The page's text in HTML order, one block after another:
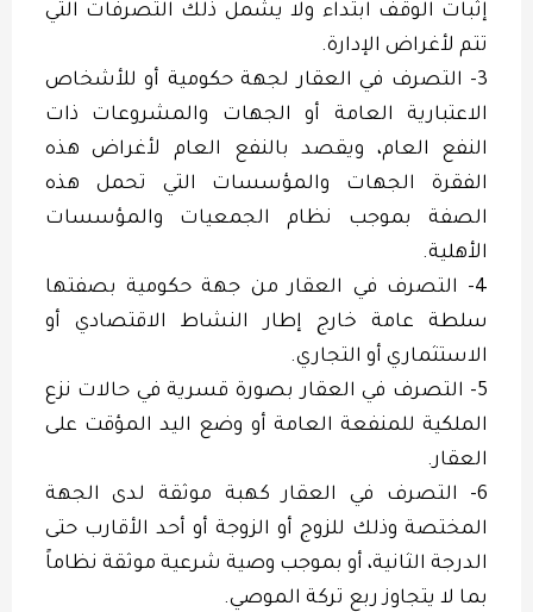
إثبات الوقف ابتداء ولا يشمل ذلك التصرفات التي
تتم لأغراض الإدارة.
3- التصرف في العقار لجهة حكومية أو للأشخاص
الاعتبارية العامة أو الجهات والمشروعات ذات
النفع العام، ويقصد بالنفع العام لأغراض هذه
الفقرة الجهات والمؤسسات التي تحمل هذه
الصفة بموجب نظام الجمعيات والمؤسسات
الأهلية.
4- التصرف في العقار من جهة حكومية بصفتها
سلطة عامة خارج إطار النشاط الاقتصادي أو
الاستثماري أو التجاري.
5- التصرف في العقار بصورة قسرية في حالات نزع
الملكية للمنفعة العامة أو وضع اليد المؤقت على
العقار.
6- التصرف في العقار كهبة موثقة لدى الجهة
المختصة وذلك للزوج أو الزوجة أو أحد الأقارب حتى
الدرجة الثانية، أو بموجب وصية شرعية موثقة نظاماً
بما لا يتجاوز ربع تركة الموصي.